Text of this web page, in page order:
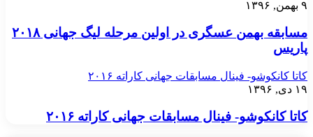
۹ بهمن, ۱۳۹۶
مسابقه بهمن عسگری در اولین مرحله لیگ جهانی ۲۰۱۸
پاریس
کاتا کانکوشو- فینال مسابقات جهانی کاراته ۲۰۱۶
۱۹ دی, ۱۳۹۶
کاتا کانکوشو- فینال مسابقات جهانی کاراته ۲۰۱۶